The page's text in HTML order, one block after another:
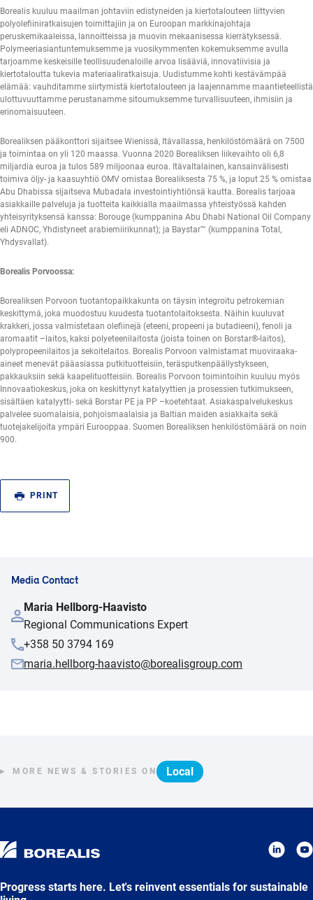
Borealis kuuluu maailman johtaviin edistyneiden ja kiertotalouteen liittyvien
polyolefiiniratkaisujen toimittajiin ja on Euroopan markkinajohtaja
peruskemikaaleissa, lannoitteissa ja muovin mekaanisessa kierrätyksessä.
Polymeeriasiantuntemuksemme ja vuosikymmenten kokemuksemme avulla
tarjoamme keskeisille teollisuudenaloille arvoa lisääviä, innovatiivisia ja
kiertotaloutta tukevia materiaaliratkaisuja. Uudistumme kohti kestävämpää
elämää: vauhditamme siirtymistä kiertotalouteen ja laajennamme maantieteellistä
ulottuvuuttamme perustanamme sitoumuksemme turvallisuuteen, ihmisiin ja
erinomaisuuteen.
Borealiksen pääkonttori sijaitsee Wienissä, Itävallassa, henkilöstömäärä on 7500
ja toimintaa on yli 120 maassa. Vuonna 2020 Borealiksen liikevaihto oli 6,8
miljardia euroa ja tulos 589 miljoonaa euroa. Itävaltalainen, kansainvälisesti
toimiva öljy- ja kaasuyhtiö OMV omistaa Borealiksesta 75 %, ja loput 25 % omistaa
Abu Dhabissa sijaitseva Mubadala investointiyhtiönsä kautta. Borealis tarjoaa
asiakkaille palveluja ja tuotteita kaikkialla maailmassa yhteistyössä kahden
yhteisyrityksensä kanssa: Borouge (kumppanina Abu Dhabi National Oil Company
eli ADNOC, Yhdistyneet arabiemiirikunnat); ja Baystar™ (kumppanina Total,
Yhdysvallat).
Borealis Porvoossa:
Borealiksen Porvoon tuotantopaikkakunta on täysin integroitu petrokemian
keskittymä, joka muodostuu kuudesta tuotantolaitoksesta. Näihin kuuluvat
krakkeri, jossa valmistetaan olefiinejä (eteeni, propeeni ja butadieeni), fenoli ja
aromaatit –laitos, kaksi polyeteenilaitosta (joista toinen on Borstar®-laitos),
polypropeenilaitos ja sekoitelaitos. Borealis Porvoon valmistamat muoviraaka-
aineet menevät pääasiassa putkituotteisiin, teräsputkenpäällystykseen,
pakkauksiin sekä kaapelituotteisiin. Borealis Porvoon toimintoihin kuuluu myös
Innovaatiokeskus, joka on keskittynyt katalyyttien ja prosessien tutkimukseen,
sisältäen katalyytti- sekä Borstar PE ja PP –koetehtaat. Asiakaspalvelukeskus
palvelee suomalaisia, pohjoismaalaisia ja Baltian maiden asiakkaita sekä
tuotejakelijoita ympäri Eurooppaa. Suomen Borealiksen henkilöstömäärä on noin
900.
PRINT
Media Contact
Maria Hellborg-Haavisto
Regional Communications Expert
+358 50 3794 169
maria.hellborg-haavisto@borealisgroup.com
MORE NEWS & STORIES ON Local
Progress starts here. Let's reinvent essentials for sustainable